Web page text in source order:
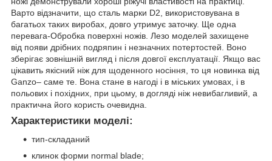
Варто відзначити, що сталь марки D2, використовувана в
багатьох таких виробах, довго утримує заточку. Ще одна
перевага-Обробка поверхні ножів. Лезо моделей захищене
від появи дрібних подряпин і незначних потертостей. Воно
зберігає зовнішній вигляд і після довгої експлуатації. Якщо вас
цікавить якісний ніж для щоденного носіння, то ця новинка від
Ganzo– саме те. Вона стане в нагоді і в міських умовах, і в
польових і похідних, при цьому, в догляді ніж невибагливий, а
практична його користь очевидна.
Характеристики моделі:
тип-складаний
клинок форми normal blade;